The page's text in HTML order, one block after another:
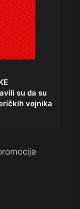
su da su
vojnika